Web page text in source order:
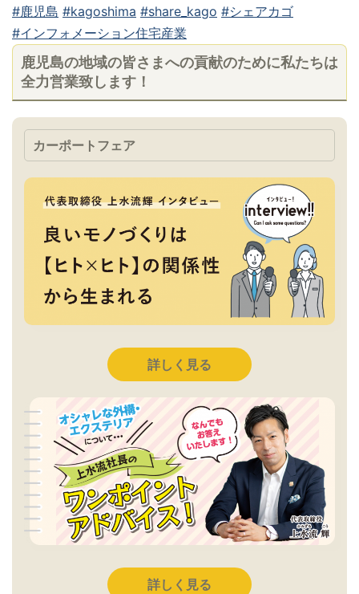
#鹿児島 #kagoshima #share_kago #シェアカゴ
#インフォメーション住宅産業
鹿児島の地域の皆さまへの貢献のために私たちは
全力営業致します！
カーポートフェア
詳しく見る
詳しく見る